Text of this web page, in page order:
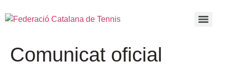
Comunicat oficial